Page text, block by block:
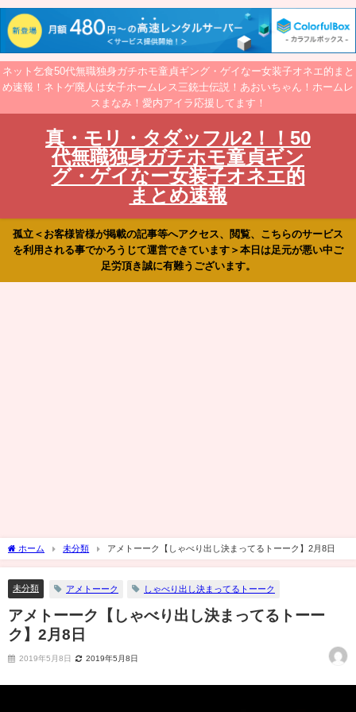
ネット乞食50代無職独身ガチホモ童貞ギング・ゲイなー女装子オネエ的まと
め速報！ネトゲ廃人は女子ホームレス三銃士伝説！あおいちゃん！ホームレ
スまなみ！愛内アイラ応援してます！
真・モリ・タダッフル2！！50
代無職独身ガチホモ童貞ギン
グ・ゲイなー女装子オネエ的
まとめ速報
孤立＜お客様皆様が掲載の記事等へアクセス、閲覧、こちらのサービス
を利用される事でかろうじて運営できています＞本日は足元が悪い中ご
足労頂き誠に有難うございます。
ホーム 未分類 アメトーーク【しゃべり出し決まってるトーーク】2月8日
未分類 アメトーーク しゃべり出し決まってるトーーク
アメトーーク【しゃべり出し決まってるトーー
ク】2月8日
2019年5月8日 2019年5月8日